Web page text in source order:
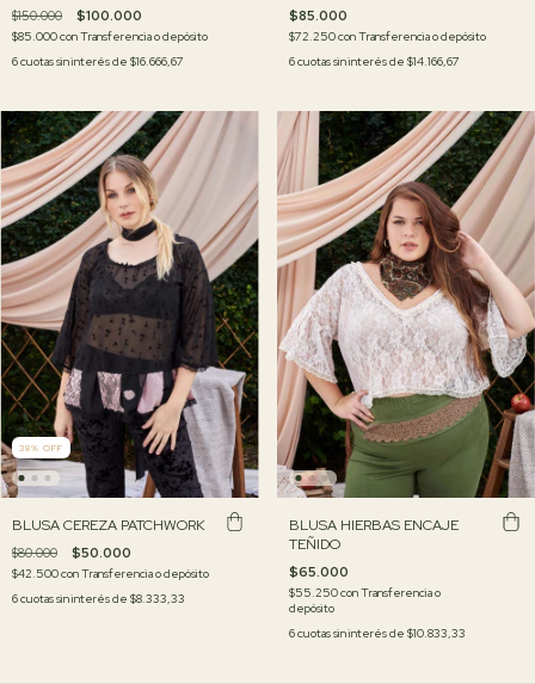
$150.000 $100.000
$85.000conTransferencia o depósito
6cuotas sin interés de $16.666,67
$85.000
$72.250conTransferencia o depósito
6cuotas sin interés de $14.166,67
38% OFF
BLUSA CEREZA PATCHWORK
$80.000 $50.000
$42.500conTransferencia o depósito
6cuotas sin interés de $8.333,33
BLUSA HIERBAS ENCAJE
TEÑIDO
$65.000
$55.250conTransferencia o
depósito
6cuotas sin interés de $10.833,33